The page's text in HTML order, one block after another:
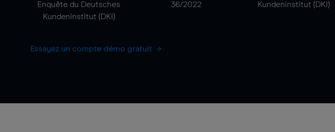
Enquête du Deutsches
Kundeninstitut (DKI)
36/2022
Kundeninstitut (DKI)
Essayez un compte démo gratuit